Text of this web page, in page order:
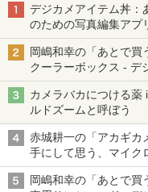
デジカメアイテム丼：
のための写真編集ア
る「Filmator」
岡嶋和幸の「あとで
クーラーボックス - デ
カメラバカにつける薬
ルドズームと呼ぼう
赤城耕一の「アカギカ
手にして思う、マイ
岡嶋和幸の「あとで買